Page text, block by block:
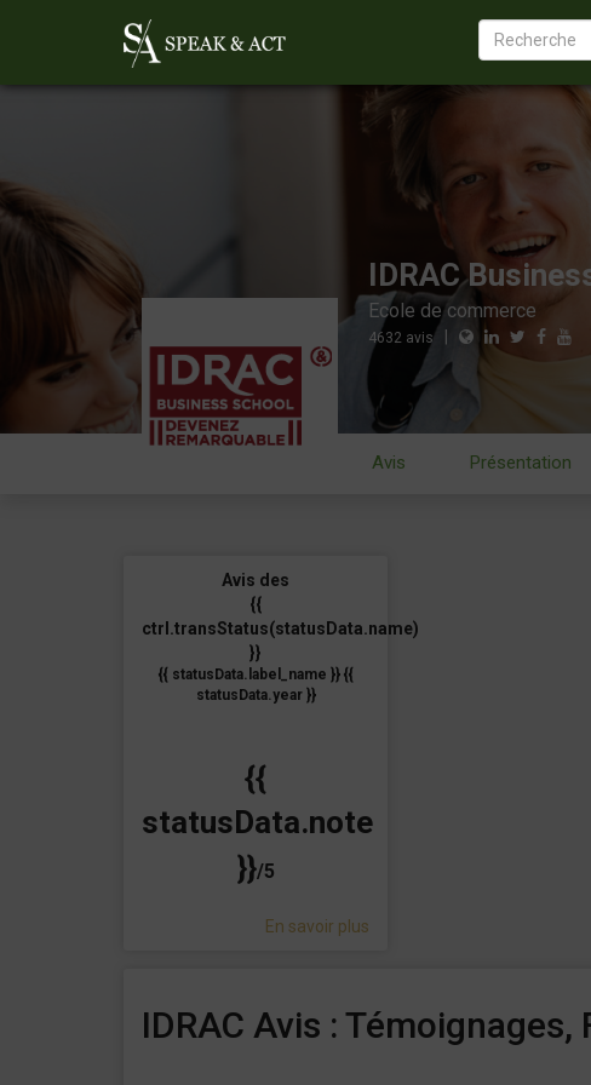
IDRAC
Ecole de commerce
4632avis|
Avis Présentation
Avis des
{{
ctrl.transStatus(statusData.name)
}}
{{ statusData.label_name }} {{
statusData.year }}
{{
statusData.note
}}/5
En savoir plus
IDRAC Avis :